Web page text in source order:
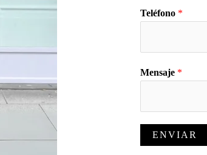
Teléfono *
Mensaje *
ENVIAR